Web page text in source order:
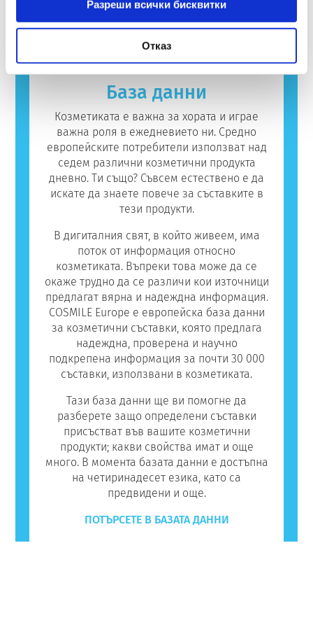
Разреши всички бисквитки
Отказ
извършват, покриват всички потенциални
рискове, включително потенциални
безопасността на козметичните съставки и
продукти.
възниква, когато имунната система на
човек реагира на вещества, които са
безвредни за повечето хора. Вещество,
което предизвиква алергична реакция, се
за лична хигиена могат да съдържат
съставки, които могат да бъдат алергични
за някои хора. Това не означава, че
продуктът не е безопасен за употреба от
други потребители.
прочетете повече
База данни
Козметиката е важна за хората и играе
важна роля в ежедневието ни. Средно
европейските потребители използват над
седем различни козметични продукта
дневно. Ти също? Съвсем естествено е да
искате да знаете повече за съставките в
тези продукти.
В дигиталния свят, в който живеем, има
поток от информация относно
козметиката. Въпреки това може да се
окаже трудно да се различи кои източници
предлагат вярна и надеждна информация.
COSMILE Europe е европейска база данни
за козметични съставки, която предлага
надеждна, проверена и научно
подкрепена информация за почти 30 000
съставки, използвани в козметиката.
Тази база данни ще ви помогне да
разберете защо определени съставки
присъстват във вашите козметични
продукти; какви свойства имат и още
много. В момента базата данни е достъпна
на четиринадесет езика, като са
предвидени и още.
ПОТЪРСЕТЕ В БАЗАТА ДАННИ